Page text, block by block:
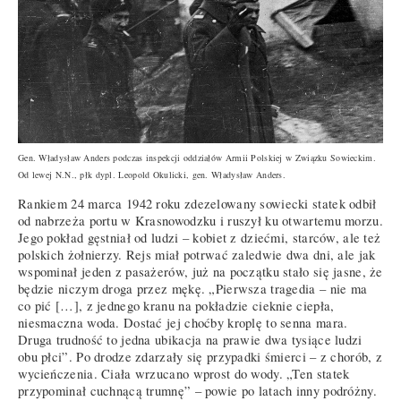
Gen. Władysław Anders podczas inspekcji oddziałów Armii Polskiej w Związku Sowieckim.
Od lewej N.N., płk dypl. Leopold Okulicki, gen. Władysław Anders.
Rankiem 24 marca 1942 roku zdezelowany sowiecki statek odbił
od nabrzeża portu w Krasnowodzku i ruszył ku otwartemu morzu.
Jego pokład gęstniał od ludzi – kobiet z dziećmi, starców, ale też
polskich żołnierzy. Rejs miał potrwać zaledwie dwa dni, ale jak
wspominał jeden z pasażerów, już na początku stało się jasne, że
będzie niczym droga przez mękę. „Pierwsza tragedia – nie ma
co pić […], z jednego kranu na pokładzie cieknie ciepła,
niesmaczna woda. Dostać jej choćby kroplę to senna mara.
Druga trudność to jedna ubikacja na prawie dwa tysiące ludzi
obu płci”. Po drodze zdarzały się przypadki śmierci – z chorób, z
wycieńczenia. Ciała wrzucano wprost do wody. „Ten statek
przypominał cuchnącą trumnę” – powie po latach inny podróżny.